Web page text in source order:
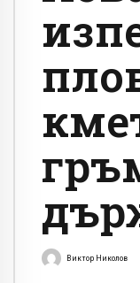
Виктор Николов